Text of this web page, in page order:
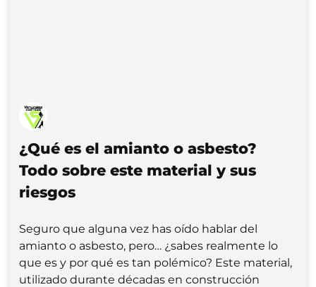
¿Qué es el amianto o asbesto?
Todo sobre este material y sus
riesgos
Seguro que alguna vez has oído hablar del
amianto o asbesto, pero… ¿sabes realmente lo
que es y por qué es tan polémico? Este material,
utilizado durante décadas en construcción